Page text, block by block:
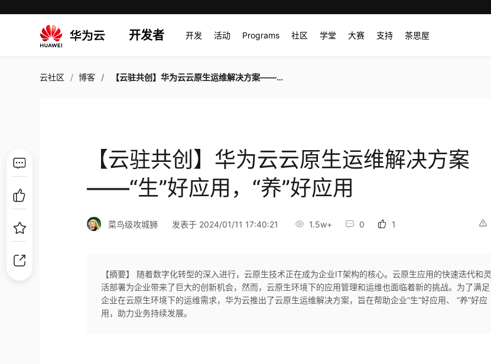
开发者 开发 活动 Programs 社区 学堂 大赛 支持 茶思屋
云社区 博客 【云驻共创】华为云云原生运维解决方案——“生”好应用，“养”好应用
【云驻共创】华为云云原生运维解决方案
——“生”好应用，“养”好应用
菜鸟级攻城狮 发表于 2024/01/11 17:40:21 1.5w+ 0 1
【摘要】 随着数字化转型的深入进行，云原生技术正在成为企业IT架构的核心。云原生应用的快速迭代和灵
活部署为企业带来了巨大的创新机会，然而，云原生环境下的应用管理和运维也面临着新的挑战。为了满足
企业在云原生环境下的运维需求，华为云推出了云原生运维解决方案，旨在帮助企业“生”好应用、 “养”好应
用，助力业务持续发展。